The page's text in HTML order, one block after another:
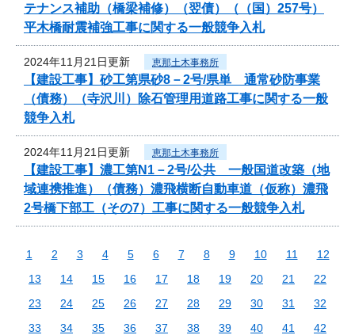
テナンス補助（橋梁補修）（翌債）（（国）257号）
平木橋耐震補強工事に関する一般競争入札
2024年11月21日更新 恵那土木事務所
【建設工事】砂工第県砂8－2号/県単 通常砂防事業
（債務）（寺沢川）除石管理用道路工事に関する一般
競争入札
2024年11月21日更新 恵那土木事務所
【建設工事】濃工第N1－2号/公共 一般国道改築（地
域連携推進）（債務）濃飛横断自動車道（仮称）濃飛
2号橋下部工（その7）工事に関する一般競争入札
1 2 3 4 5 6 7 8 9 10 11
12
13
14 15 16 17 18 19 20 21
22
23
24 25 26 27 28 29 30 31
32
33
34 35 36 37 38 39 40 41
42